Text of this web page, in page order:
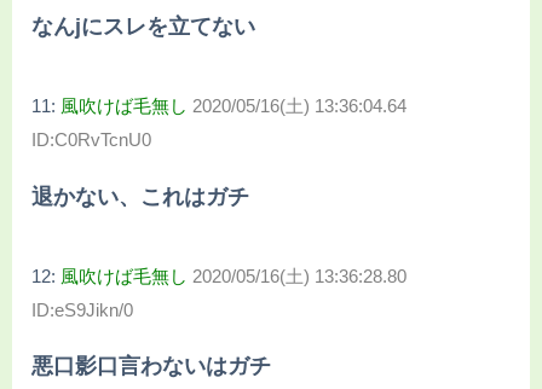
なんjにスレを立てない
11: 風吹けば毛無し 2020/05/16(土) 13:36:04.64
ID:C0RvTcnU0
退かない、これはガチ
12: 風吹けば毛無し 2020/05/16(土) 13:36:28.80
ID:eS9Jikn/0
悪口影口言わないはガチ